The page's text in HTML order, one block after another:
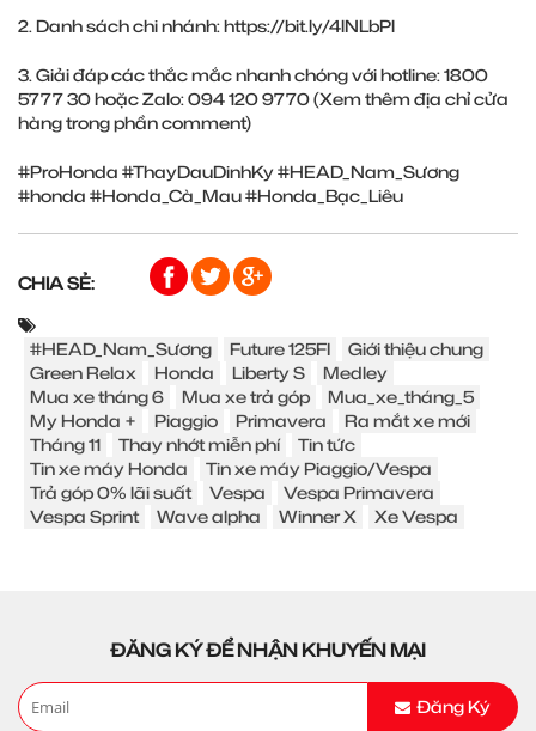
2. Danh sách chi nhánh:https://bit.ly/4lNLbPl
3. Giải đáp các thắc mắc nhanh chóng với hotline: 1800
5777 30 hoặc Zalo: 094 120 9770 (Xem thêm địa chỉ cửa
hàng trong phần comment)
#ProHonda #ThayDauDinhKy#HEAD_Nam_Sương
#honda #Honda_Cà_Mau#Honda_Bạc_Liêu
CHIA SẺ:
#HEAD_Nam_Sương Future 125FI
Giới thiệu chung
Green Relax
Honda Liberty S
Medley
Mua xe tháng 6
Mua xe trả góp
Mua_xe_tháng_5
My Honda +
Piaggio Primavera
Ra mắt xe mới
Tháng 11
Thay nhớt miễn phí
Tin tức
Tin xe máy Honda
Tin xe máy Piaggio/Vespa
Trả góp 0% lãi suất
Vespa
Vespa Primavera
Vespa Sprint
Wave alpha Winner X Xe Vespa
ĐĂNG KÝ ĐỂ NHẬN KHUYẾN MẠI
Đăng Ký